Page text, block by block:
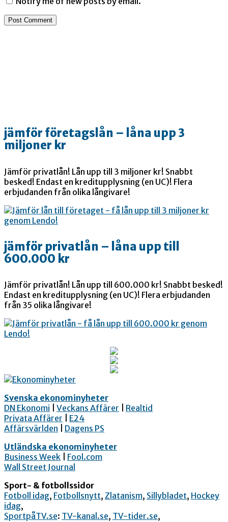
jämför företagslån – låna upp 3
miljoner kr
Jämför privatlån! Lån upp till 3 miljoner kr! Snabbt
besked! Endast en kreditupplysning (en UC)! Flera
erbjudanden från olika långivare!
jämför privatlån – låna upp till
600.000 kr
Jämför privatlån! Lån upp till 600.000 kr! Snabbt besked!
Endast en kreditupplysning (en UC)! Flera erbjudanden
från 35 olika långivare!
Svenska ekonominyheter
DN Ekonomi
Veckans Affärer
Realtid
Privata Affärer
E24
Affärsvärlden
Dagens PS
Utländska ekonominyheter
Business Week
Fool.com
Wall Street Journal
Sport- & fotbollssidor
Fotboll idag, Fotbollsnytt, Zlatanism, Sillybladet, Hockey
idag,
SportpåTV.se: TV-kanal.se, TV-tider.se,